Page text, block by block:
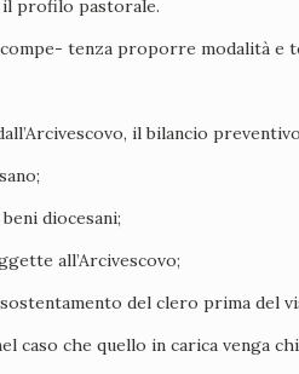
profilo pastorale.
tenza proporre modalità
il bilancio
diocesani;
all’Arcivescovo;
del clero prima del
che quello in carica venga